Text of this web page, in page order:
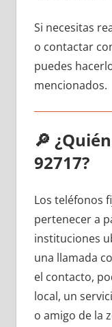
Si necesitas
ο contactar
puedes
mencionados.
🔎
92717?
Los teléfonos
pertenecer а
instituciones
una llamada
el contacto,
local, un
ο amigo dе la